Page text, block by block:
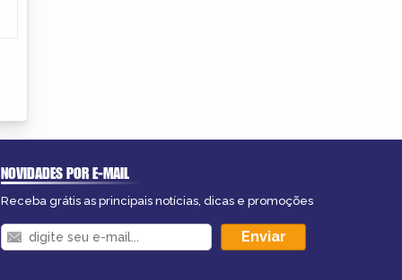
NOVIDADES POR E-MAIL
Receba grátis as principais notícias, dicas e promoções